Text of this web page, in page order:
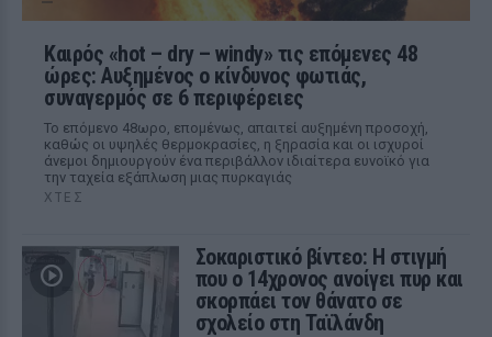
Καιρός «hot – dry – windy» τις επόμενες 48
ώρες: Αυξημένος ο κίνδυνος φωτιάς,
συναγερμός σε 6 περιφέρειες
Το επόμενο 48ωρο, επομένως, απαιτεί αυξημένη προσοχή,
καθώς οι υψηλές θερμοκρασίες, η ξηρασία και οι ισχυροί
άνεμοι δημιουργούν ένα περιβάλλον ιδιαίτερα ευνοϊκό για
την ταχεία εξάπλωση μιας πυρκαγιάς
ΧΤΕΣ
Σοκαριστικό βίντεο: Η στιγμή
που ο 14χρονος ανοίγει πυρ και
σκορπάει τον θάνατο σε
σχολείο στη Ταϊλάνδη